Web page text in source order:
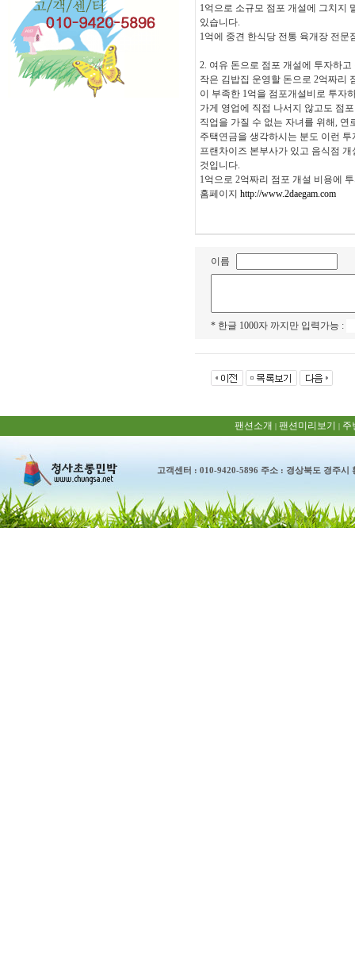
1억으로 소규모 점포 개설에 그치지
있습니다.
1억에 중견 한식당 전통 육개장 전문
2. 여유 돈으로 점포 개설에 투자하
작은 김밥집 운영할 돈으로 2억짜리
이 부족한 1억을 점포개설비로 투자
가게 영업에 직접 나서지 않고도 점
직업을 가질 수 없는 자녀를 위해,
주택연금을 생각하시는 분도 이런
프랜차이즈 본부사가 있고 음식점
것입니다.
1억으로 2억짜리 점포 개설 비용에
홈페이지 http://www.2daegam.com
이름
* 한글 1000자 까지만 입력가능 :
팬션소개 | 팬션미리보기 | 주
고객센터 : 010-9420-5896 주소 : 경상북도 경주시